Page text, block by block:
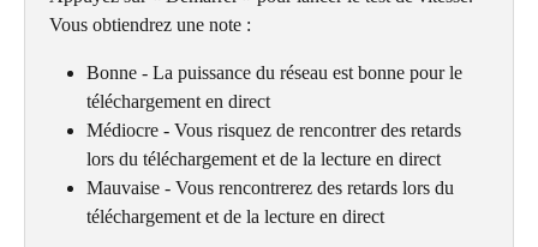
Vous obtiendrez une note :
Bonne - La puissance du réseau est bonne pour le
téléchargement en direct
Médiocre - Vous risquez de rencontrer des retards
lors du téléchargement et de la lecture en direct
Mauvaise - Vous rencontrerez des retards lors du
téléchargement et de la lecture en direct